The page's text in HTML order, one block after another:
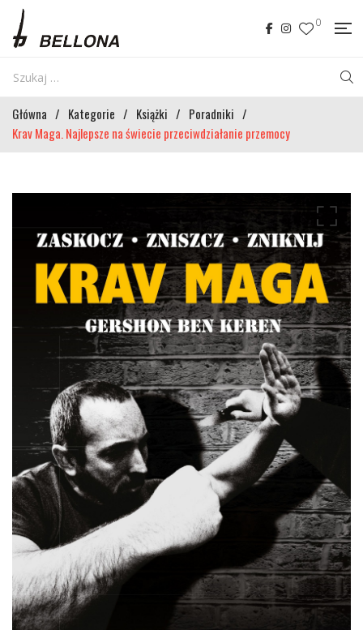
0
Główna / Kategorie / Książki / Poradniki /
Krav Maga. Najlepsze na świecie przeciwdziałanie przemocy